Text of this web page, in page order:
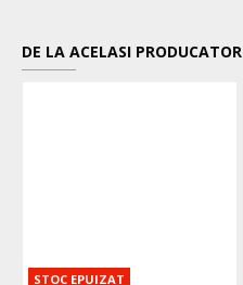
DE LA ACELASI PRODUCATOR
STOC EPUIZAT